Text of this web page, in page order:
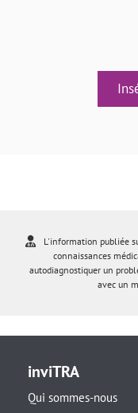
L'information publiée
connaissances
autodiagnostiquer un
avec un
inviTRA
Qui sommes-nous